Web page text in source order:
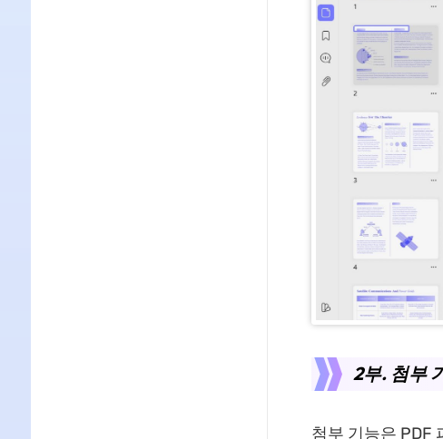
2부. 첨부
첨부 기능은 PDF